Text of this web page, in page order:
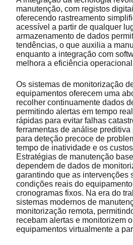
manutenção, com registos
oferecendo rastreamento
acessível a partir de qualquer
armazenamento de dados
tendências, o que auxilia a
enquanto a integração com
melhora a eficiência
Os sistemas de monitorização
equipamentos oferecem uma
recolher continuamente dados
permitindo alertas em tempo
rápidas para evitar falhas
ferramentas de análise
para deteção precoce de
tempo de inatividade e os
Estratégias de manutenção
dependem de dados de
garantindo que as intervenções
condições reais do
cronogramas fixos. Na era do
sistemas modernos de
monitorização remota,
recebam alertas e monitorizem
equipamentos virtualmente a